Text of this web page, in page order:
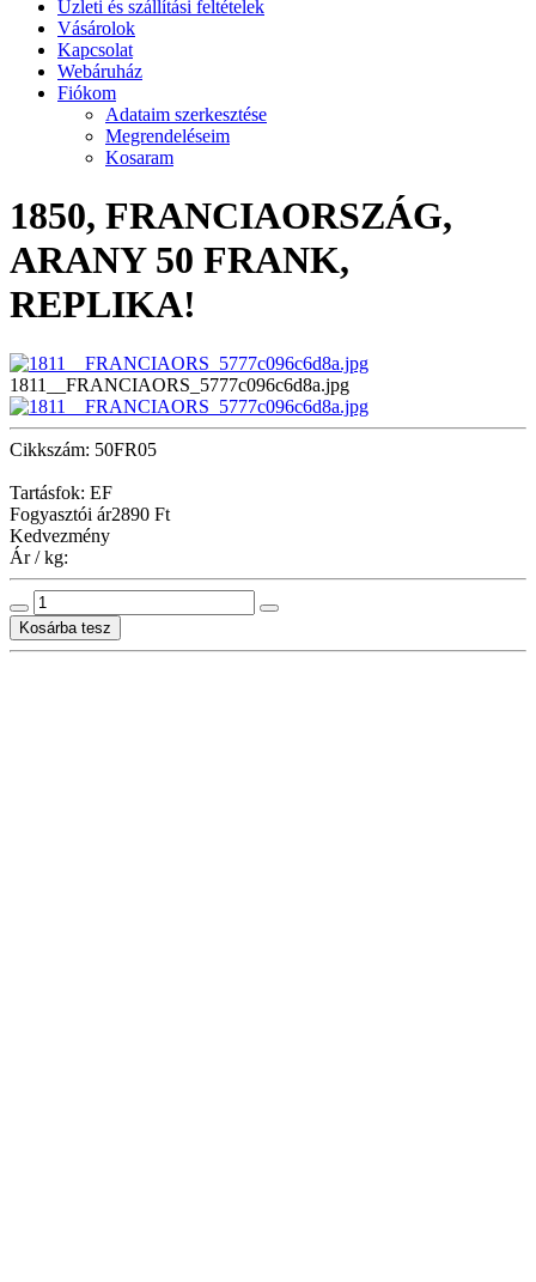
Üzleti és szállítási feltételek
Vásárolok
Kapcsolat
Webáruház
Fiókom
Adataim szerkesztése
Megrendeléseim
Kosaram
1850, FRANCIAORSZÁG,
ARANY 50 FRANK,
REPLIKA!
1811__FRANCIAORS_5777c096c6d8a.jpg
Cikkszám: 50FR05
Tartásfok: EF
Fogyasztói ár2890 Ft
Kedvezmény
Ár / kg: